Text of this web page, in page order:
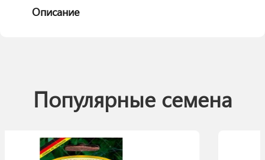
Описание
Популярные семена